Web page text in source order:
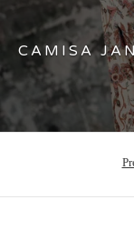
CAMISA